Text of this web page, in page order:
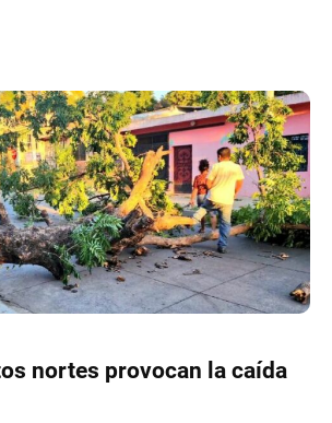
nortes provocan la caída